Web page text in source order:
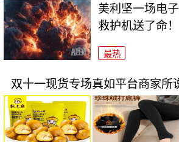
美利坚一场电
救护机送了命！
最热
双十一现货专场真如平台商家所